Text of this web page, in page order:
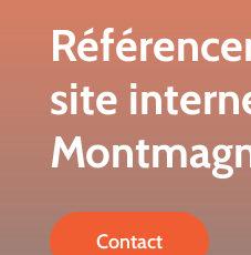
site
Contact